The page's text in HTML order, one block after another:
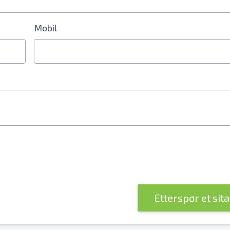
Mobil
Etterspør et